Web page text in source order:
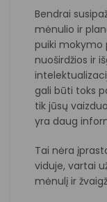
Bendrai
mėnulio ir
puiki mokymo
nuoširdžios ir
gali būti toks
tik jūsų
yra daug
Tai nėra
viduje, vartai
mėnulį ir